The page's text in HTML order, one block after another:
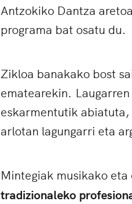
Antzokiko Dantza
programa bat osatu du.
Zikloa banakako bost
ematearekin. L
eskarmentutik
arlotan lagungarri eta
Mintegiak musikako
tradizionaleko